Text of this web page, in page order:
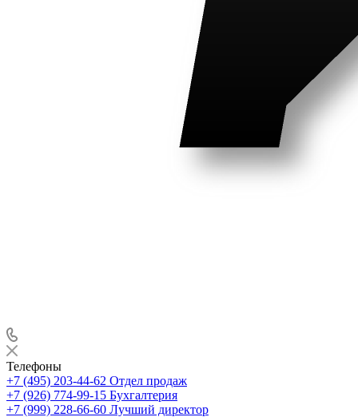
Телефоны
+7 (495) 203-44-62 Отдел продаж
+7 (926) 774-99-15 Бухгалтерия
+7 (999) 228-66-60 Лучший директор